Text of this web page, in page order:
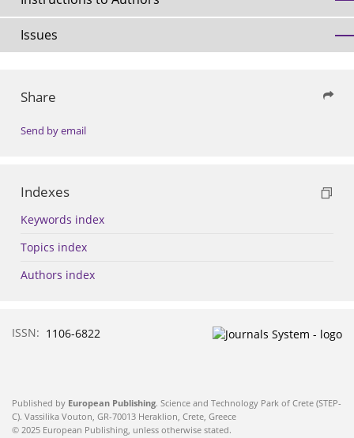
Issues
Share
Send by email
Indexes
Keywords index
Topics index
Authors index
ISSN: 1106-6822
Published by European Publishing. Science and Technology Park of Crete (STEP-
C). Vassilika Vouton, GR-70013 Heraklion, Crete, Greece
© 2025 European Publishing, unless otherwise stated.